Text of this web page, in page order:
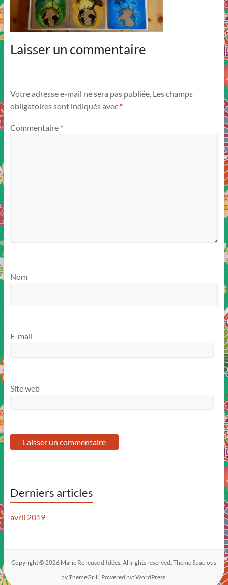
Laisser un commentaire
Votre adresse e-mail ne sera pas publiée. Les champs
obligatoires sont indiqués avec *
Commentaire *
Nom
E-mail
Site web
Derniers articles
avril 2019
Copyright © 2026 Marie Relieuse d'Idées. All rights reserved. ThemeSpacious
by ThemeGrill. Powered by: WordPress.